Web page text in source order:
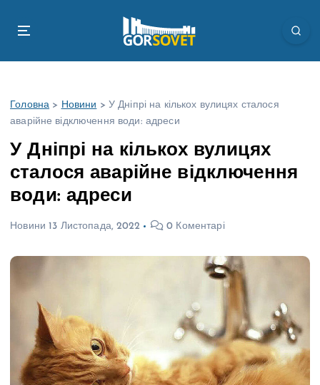
Головна > Новини > У Дніпрі на кількох вулицях сталося
аварійне відключення води: адреси
У Дніпрі на кількох вулицях
сталося аварійне відключення
води: адреси
Новини 13 Листопада, 2022 0 Коментарі